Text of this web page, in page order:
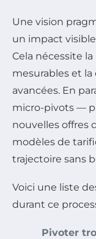
Une vision
un impact visible
Cela nécessite
mesurables et
avancées. En
micro-pivots —
nouvelles offres
modèles de
trajectoire sans
Voici une liste
durant ce
Pivoter